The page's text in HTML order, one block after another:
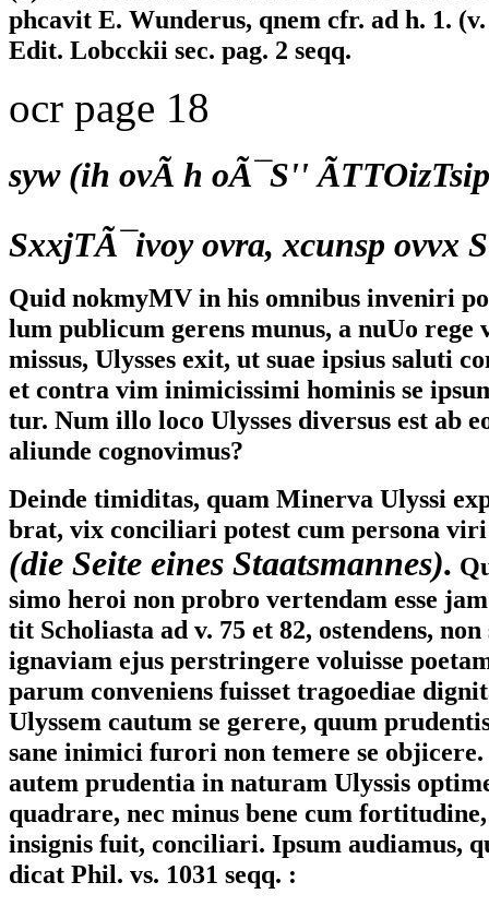
phcavit E. Wunderus, qnem cfr. ad h. 1.
Edit. Lobcckii sec. pag. 2 seqq.
ocr page 18
syw (ih ovÃ h oÃ¯S''
SxxjTÃ¯ivoy ovra, xcunsp ovvx
Quid nokmyMV in his omnibus inveniri
lum publicum gerens munus, a nuUo rege
missus, Ulysses exit, ut suae ipsius saluti
et contra vim inimicissimi hominis se
tur. Num illo loco Ulysses diversus est ab
aliunde cognovimus?
Deinde timiditas, quam Minerva Ulyssi
brat, vix conciliari potest cum persona
(die Seite eines Staatsmannes).
simo heroi non probro vertendam esse
tit Scholiasta ad v. 75 et 82, ostendens, non
ignaviam ejus perstringere voluisse
parum conveniens fuisset tragoediae
Ulyssem cautum se gerere, quum
sane inimici furori non temere se objicere.
autem prudentia in naturam Ulyssis
quadrare, nec minus bene cum
insignis fuit, conciliari. Ipsum audiamus,
dicat Phil. vs. 1031 seqq. :